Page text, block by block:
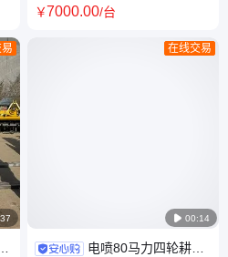
50马力四驱犁地机 东方红
￥7000.00/台
 00:14
在线交易
电喷80马力四轮耕地